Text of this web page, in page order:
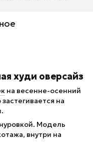
худи оверсайз
на весенне-осенний
на
Модель
внутри на